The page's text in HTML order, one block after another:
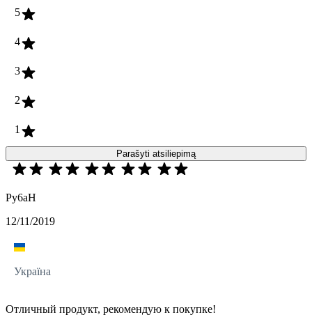
5
4
3
2
1
Parašyti atsiliepimą
Py6aH
12/11/2019
Україна
Отличный продукт, рекомендую к покупке!